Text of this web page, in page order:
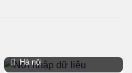
Hà nội